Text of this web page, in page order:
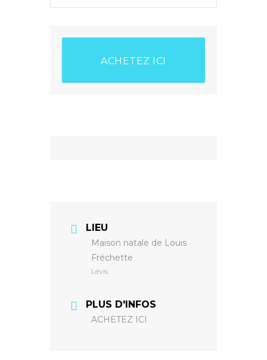
ACHETEZ ICI
LIEU
Maison natale de Louis
Fréchette
Lévis
PLUS D'INFOS
ACHETEZ ICI